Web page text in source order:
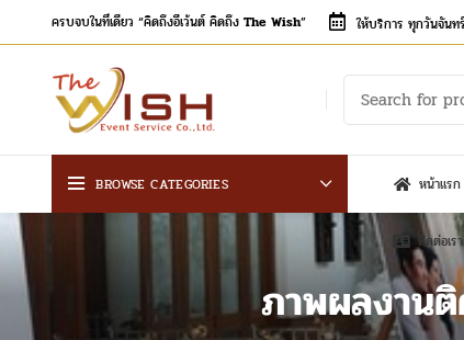
ครบจบในที่เดียว “คิดถึงอีเว้นต์ คิดถึง The Wish” ให้บริการ ทุกวันจันท
BROWSE CATEGORIES หน้าแรก
ติดต่อเรา
ภาพผลงานติ